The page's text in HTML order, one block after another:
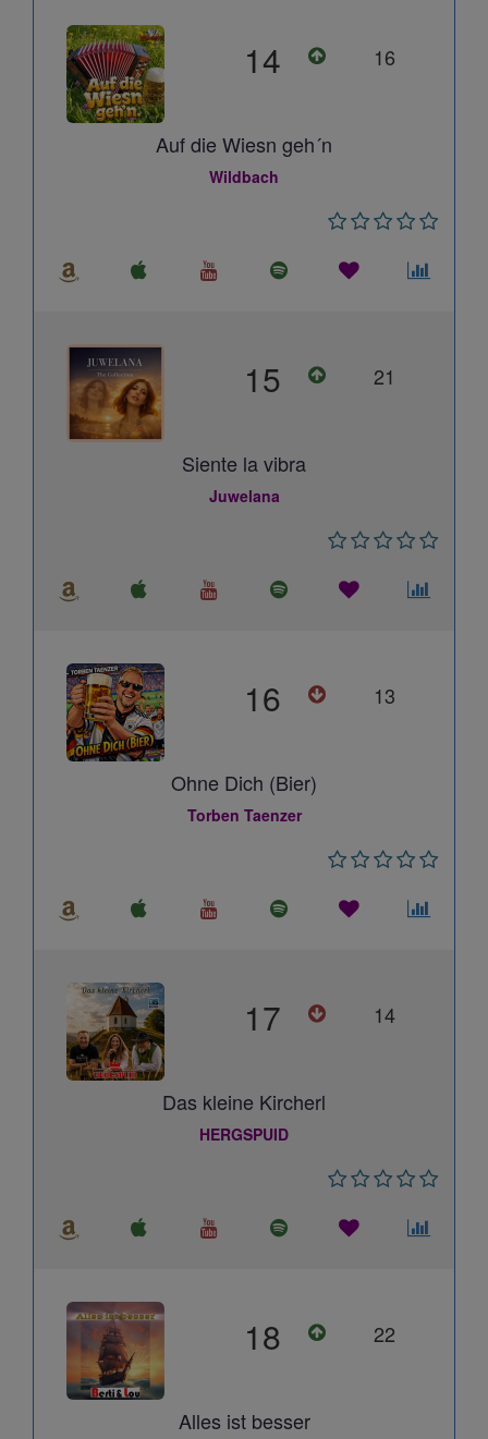
14 16
Auf die Wiesn geh´n
Wildbach
15 21
Siente la vibra
Juwelana
16 13
Ohne Dich (Bier)
Torben Taenzer
17 14
Das kleine Kircherl
HERGSPUID
18 22
Alles ist besser